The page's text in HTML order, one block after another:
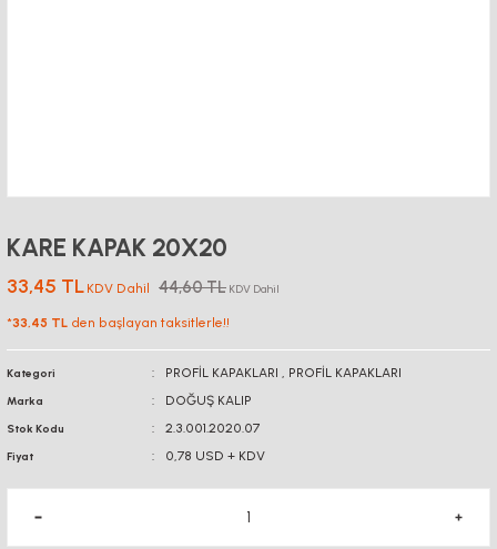
KARE KAPAK 20X20
33,45 TL KDV Dahil 44,60 TL KDV Dahil
*33,45 TL den başlayan taksitlerle!!
Kategori PROFİL KAPAKLARI , PROFİL KAPAKLARI
Marka DOĞUŞ KALIP
Stok Kodu 2.3.001.2020.07
Fiyat 0,78 USD + KDV